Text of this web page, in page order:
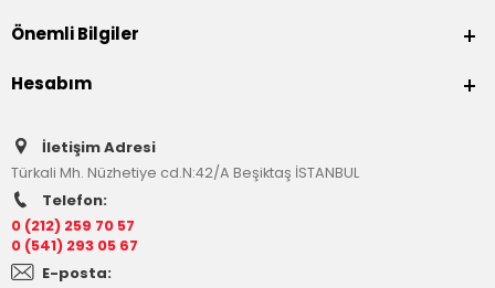
Önemli Bilgiler
Hesabım
İletişim Adresi
Türkali Mh. Nüzhetiye cd.N:42/A Beşiktaş İSTANBUL
Telefon:
0 (212) 259 70 57
0 (541) 293 05 67
E-posta: